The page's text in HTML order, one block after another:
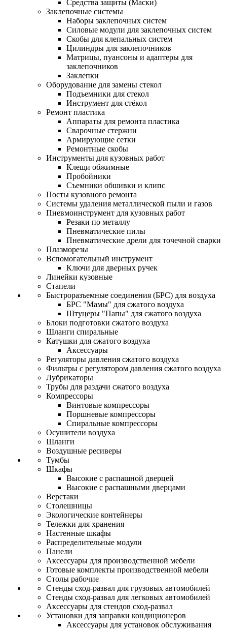
Средства защиты (Маски)
Заклепочные системы
Наборы заклепочных систем
Силовые модули для заклепочных систем
Скобы для клепальных систем
Цилиндры для заклепочников
Матрицы, пуансоны и адаптеры для
заклепочников
Заклепки
Оборудование для замены стекол
Подъемники для стекол
Инструмент для стёкол
Ремонт пластика
Аппараты для ремонта пластика
Сварочные стержни
Армирующие сетки
Ремонтные скобы
Инструменты для кузовных работ
Клещи обжимные
Пробойники
Съемники обшивки и клипс
Посты кузовного ремонта
Системы удаления металлической пыли и газов
Пневмоинструмент для кузовных работ
Резаки по металлу
Пневматические пилы
Пневматические дрели для точечной сварки
Плазморезы
Вспомогательный инструмент
Ключи для дверных ручек
Линейки кузовные
Стапели
Быстроразъемные соединения (БРС) для воздуха
БРС "Мамы" для сжатого воздуха
Штуцеры "Папы" для сжатого воздуха
Блоки подготовки сжатого воздуха
Шланги спиральные
Катушки для сжатого воздуха
Аксессуары
Регуляторы давления сжатого воздуха
Фильтры с регулятором давления сжатого воздуха
Лубрикаторы
Трубы для раздачи сжатого воздуха
Компрессоры
Винтовые компрессоры
Поршневые компрессоры
Спиральные компрессоры
Осушители воздуха
Шланги
Воздушные ресиверы
Тумбы
Шкафы
Высокие с распашной дверцей
Высокие с распашными дверцами
Верстаки
Столешницы
Экологические контейнеры
Тележки для хранения
Настенные шкафы
Распределительные модули
Панели
Аксессуары для производственной мебели
Готовые комплекты производственной мебели
Столы рабочие
Стенды сход-развал для грузовых автомобилей
Стенды сход-развал для легковых автомобилей
Аксессуары для стендов сход-развал
Установки для заправки кондиционеров
Аксессуары для установок обслуживания